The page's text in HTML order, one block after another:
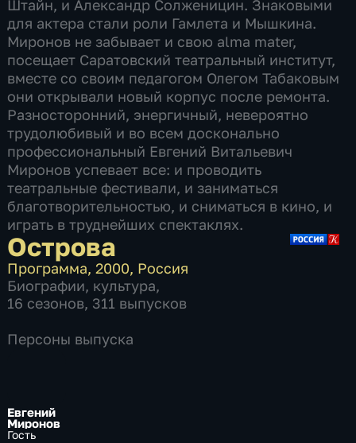
Штайн, и Александр Солженицин. Знаковыми
для актера стали роли Гамлета и Мышкина.
Миронов не забывает и свою alma mater,
посещает Саратовский театральный институт,
вместе со своим педагогом Олегом Табаковым
они открывали новый корпус после ремонта.
Разносторонний, энергичный, невероятно
трудолюбивый и во всем досконально
профессиональный Евгений Витальевич
Миронов успевает все: и проводить
театральные фестивали, и заниматься
благотворительностью, и сниматься в кино, и
играть в труднейших спектаклях.
Острова
Программа,2000, Россия
Биографии, культура,
16 сезонов, 311 выпусков
Персоны выпуска
Евгений
Миронов
Гость